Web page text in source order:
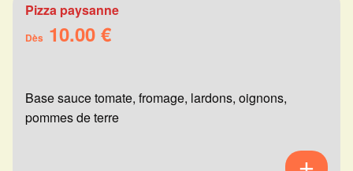
Pizza paysanne
Dès 10.00 €
Base sauce tomate, fromage, lardons, oignons,
pommes de terre